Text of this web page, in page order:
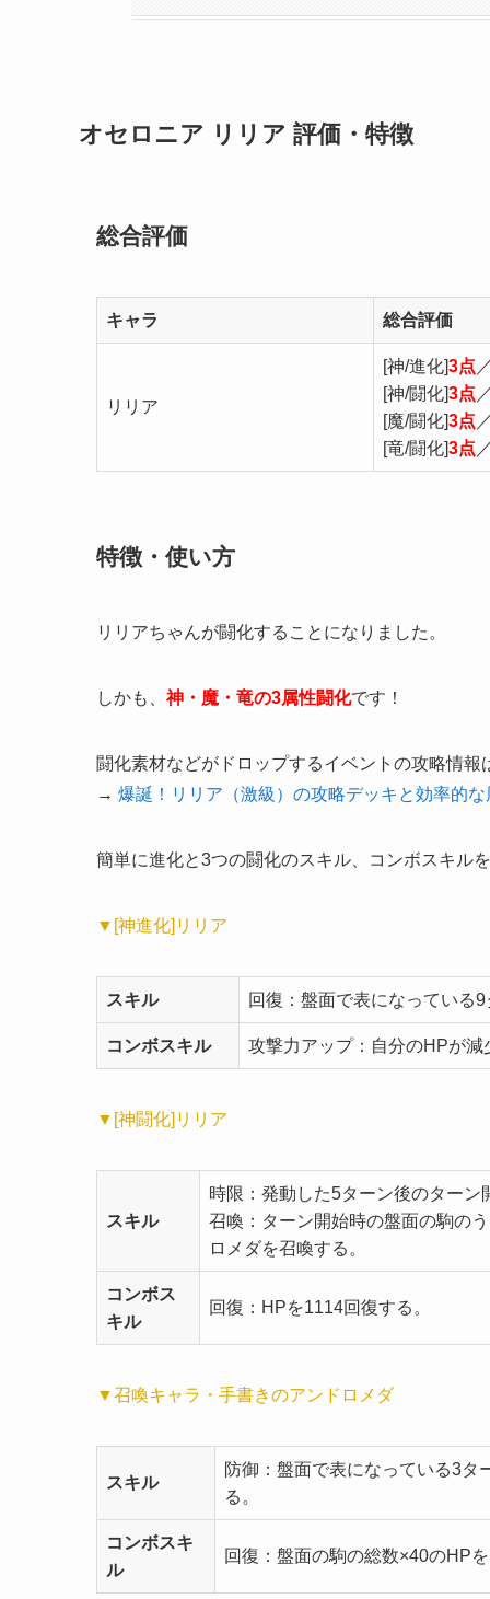
オセロニア リリア 評価・特徴
総合評価
キャラ 総合評価
リリア
[神/進化]3点
[神/闘化]3点
[魔/闘化]3点
[竜/闘化]3点
特徴・使い方
リリアちゃんが闘化することになりました。
しかも、神・魔・竜の3属性闘化です！
闘化素材などがドロップするイベントの攻略情報
→ 爆誕！リリア（激級）の攻略デッキと効率的な
簡単に進化と3つの闘化のスキル、コンボスキル
▼[神進化]リリア
スキル 回復：盤面で表になっている
コンボスキル 攻撃力アップ：自分のHPが
▼[神闘化]リリア
スキル
時限：発動した5ターン後のターン
召喚：ターン開始時の盤面の駒の
ロメダを召喚する。
コンボス
キル
回復：HPを1114回復する。
▼召喚キャラ・手書きのアンドロメダ
スキル
防御：盤面で表になっている3タ
る。
コンボスキ
ル
回復：盤面の駒の総数×40のHPを